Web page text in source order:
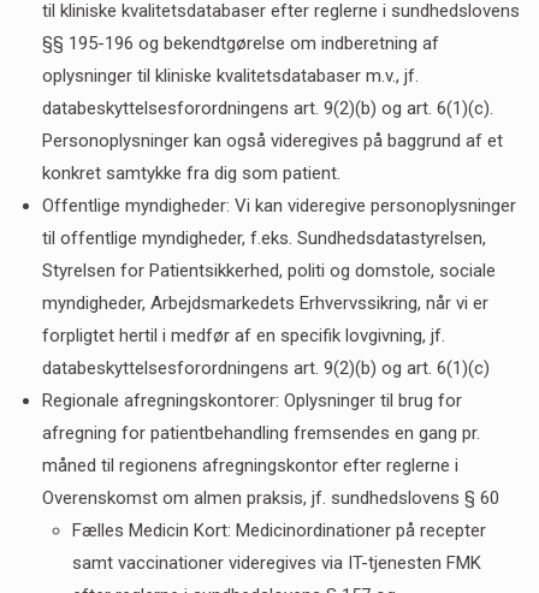
til kliniske kvalitetsdatabaser efter reglerne i sundhedslovens
§§ 195-196 og bekendtgørelse om indberetning af
oplysninger til kliniske kvalitetsdatabaser m.v., jf.
databeskyttelsesforordningens art. 9(2)(b) og art. 6(1)(c).
Personoplysninger kan også videregives på baggrund af et
konkret samtykke fra dig som patient.
Offentlige myndigheder: Vi kan videregive personoplysninger
til offentlige myndigheder, f.eks. Sundhedsdatastyrelsen,
Styrelsen for Patientsikkerhed, politi og domstole, sociale
myndigheder, Arbejdsmarkedets Erhvervssikring, når vi er
forpligtet hertil i medfør af en specifik lovgivning, jf.
databeskyttelsesforordningens art. 9(2)(b) og art. 6(1)(c)
Regionale afregningskontorer: Oplysninger til brug for
afregning for patientbehandling fremsendes en gang pr.
måned til regionens afregningskontor efter reglerne i
Overenskomst om almen praksis, jf. sundhedslovens § 60
Fælles Medicin Kort: Medicinordinationer på recepter
samt vaccinationer videregives via IT-tjenesten FMK